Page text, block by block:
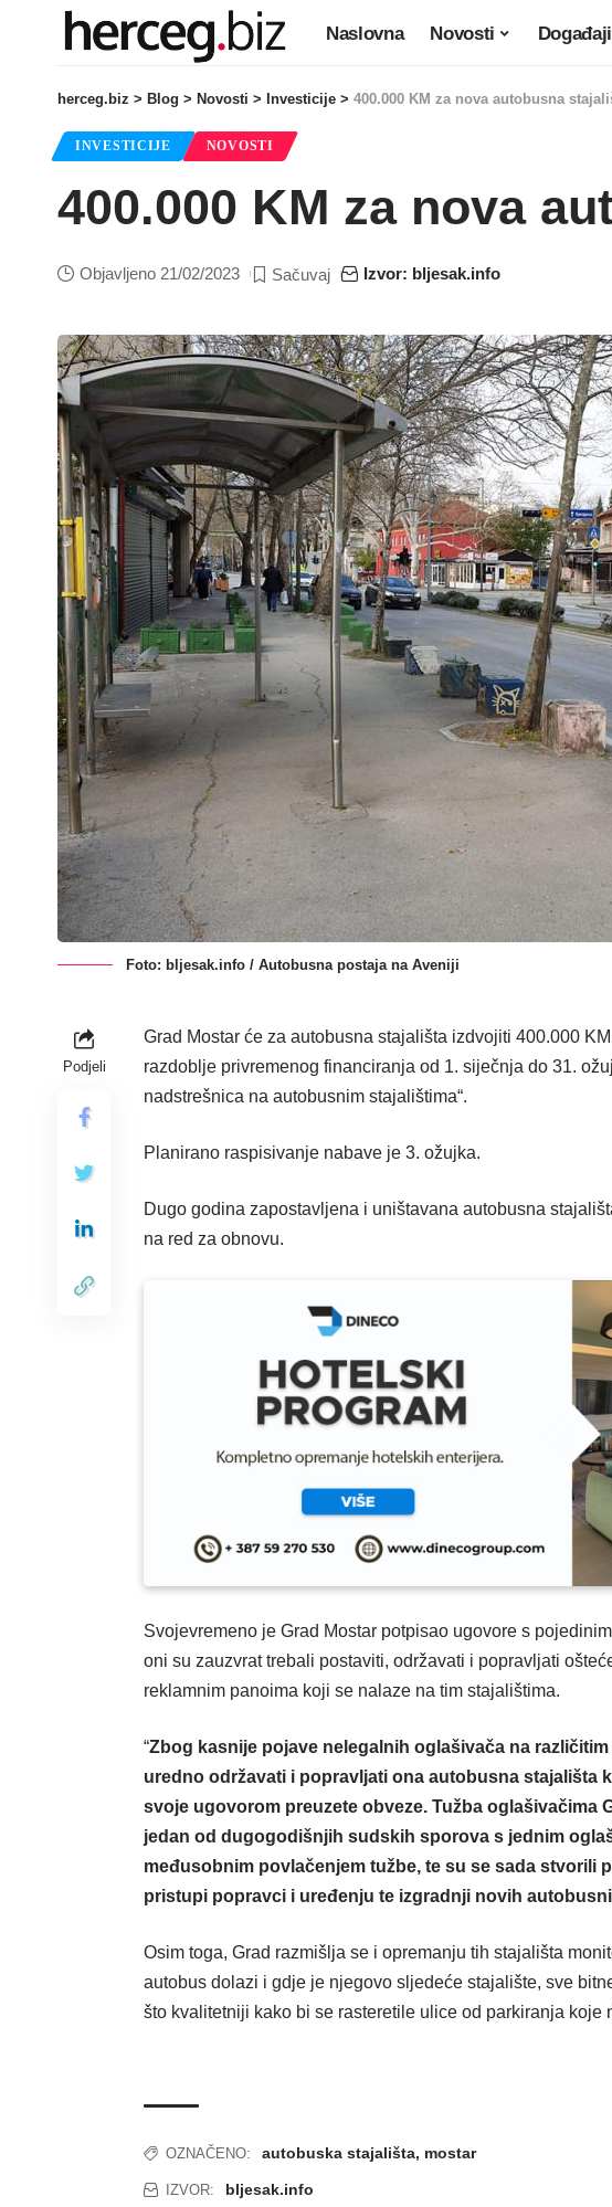
Naslovna Novosti Događaji
herceg.biz > Blog > Novosti > Investicije > 400.000 KM za nova autobusna
INVESTICIJE NOVOSTI
400.000 KM za nova
Objavljeno 21/02/2023 Izvor: bljesak.info
Foto: bljesak.info / Autobusna postaja na Aveniji
Podjeli
Grad Mostar će za autobusna stajališta izdvojiti 400.000
razdoblje privremenog financiranja od 1. siječnja do 31.
nadstrešnica na autobusnim stajalištima“.
Planirano raspisivanje nabave je 3. ožujka.
Dugo godina zapostavljena i uništavana autobusna
na red za obnovu.
Svojevremeno je Grad Mostar potpisao ugovore s
oni su zauzvrat trebali postaviti, održavati i popravljati
reklamnim panoima koji se nalaze na tim stajalištima.
“Zbog kasnije pojave nelegalnih oglašivača na
uredno održavati i popravljati ona autobusna stajališta
svoje ugovorom preuzete obveze. Tužba oglašivačima
jedan od dugogodišnjih sudskih sporova s jednim
međusobnim povlačenjem tužbe, te su se sada stvorili
pristupi popravci i uređenju te izgradnji novih
Osim toga, Grad razmišlja se i opremanju tih stajališta
autobus dolazi i gdje je njegovo sljedeće stajalište, sve
što kvalitetniji kako bi se rasteretile ulice od parkiranja koje
OZNAČENO: autobuska stajališta, mostar
IZVOR: bljesak.info